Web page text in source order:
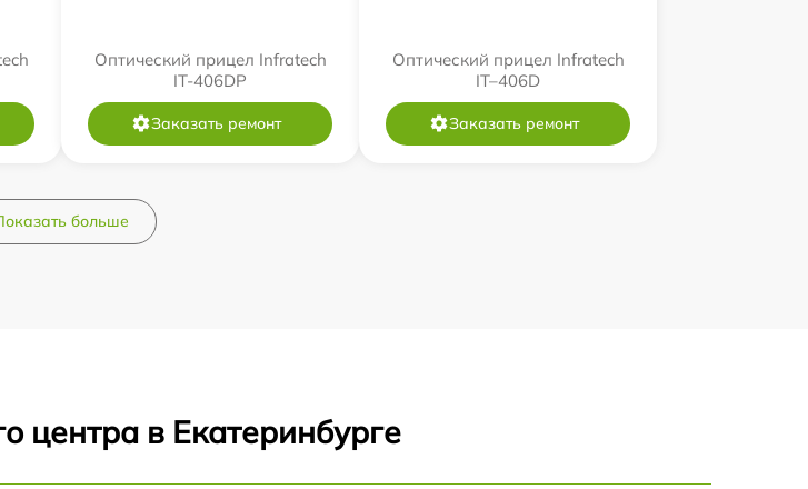
Оптический прицел Infratech
IT-406DP
Заказать ремонт
Оптический прицел Infratech
IT–406D
Заказать ремонт
больше
центра в Екатеринбурге